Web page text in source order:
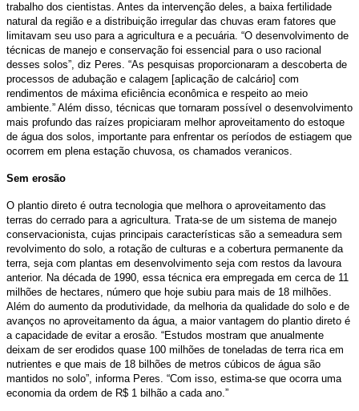
trabalho dos cientistas. Antes da intervenção deles, a baixa fertilidade
natural da região e a distribuição irregular das chuvas eram fatores que
limitavam seu uso para a agricultura e a pecuária. “O desenvolvimento de
técnicas de manejo e conservação foi essencial para o uso racional
desses solos”, diz Peres. “As pesquisas proporcionaram a descoberta de
processos de adubação e calagem [aplicação de calcário] com
rendimentos de máxima eficiência econômica e respeito ao meio
ambiente.” Além disso, técnicas que tornaram possível o desenvolvimento
mais profundo das raízes propiciaram melhor aproveitamento do estoque
de água dos solos, importante para enfrentar os períodos de estiagem que
ocorrem em plena estação chuvosa, os chamados veranicos.
Sem erosão
O plantio direto é outra tecnologia que melhora o aproveitamento das
terras do cerrado para a agricultura. Trata-se de um sistema de manejo
conservacionista, cujas principais características são a semeadura sem
revolvimento do solo, a rotação de culturas e a cobertura permanente da
terra, seja com plantas em desenvolvimento seja com restos da lavoura
anterior. Na década de 1990, essa técnica era empregada em cerca de 11
milhões de hectares, número que hoje subiu para mais de 18 milhões.
Além do aumento da produtividade, da melhoria da qualidade do solo e de
avanços no aproveitamento da água, a maior vantagem do plantio direto é
a capacidade de evitar a erosão. “Estudos mostram que anualmente
deixam de ser erodidos quase 100 milhões de toneladas de terra rica em
nutrientes e que mais de 18 bilhões de metros cúbicos de água são
mantidos no solo”, informa Peres. “Com isso, estima-se que ocorra uma
economia da ordem de R$ 1 bilhão a cada ano.”